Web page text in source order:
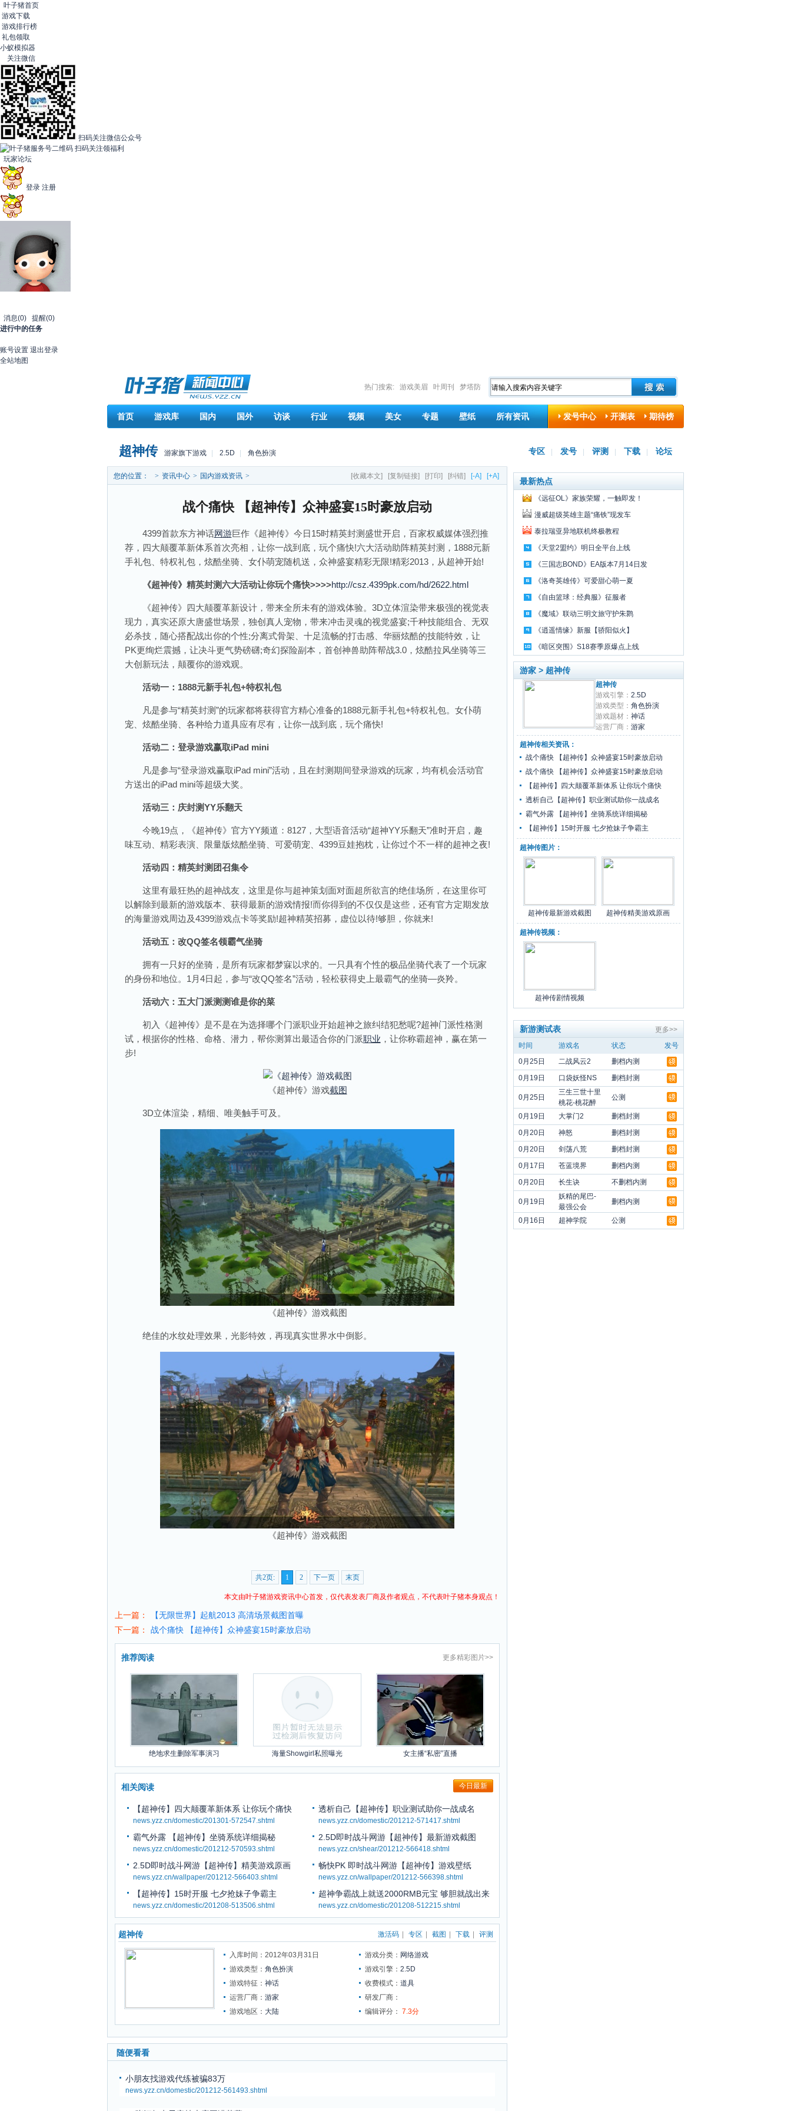
叶子猪首页
游戏下载
游戏排行榜
礼包领取
小蚁模拟器
关注微信
扫码关注微信公众号
扫码关注领福利
玩家论坛
登录 注册
消息(0) 提醒(0)
进行中的任务
账号设置 退出登录
全站地图
热门搜索: 游戏美眉 叶周刊 梦塔防
首页 游戏库 国内 国外 访谈 行业 视频 美女 专题 壁纸 所有资讯 发号中心 开测表 期待榜
超神传 游家旗下游戏 2.5D 角色扮演 专区 发号 评测 下载 论坛
您的位置： > 资讯中心 > 国内游戏资讯 > [收藏本文] [复制链接] [打印] [纠错] [-A] [+A]
战个痛快 【超神传】众神盛宴15时豪放启动
4399首款东方神话网游巨作《超神传》今日15时精英封测盛世开启，百家权威媒体强烈推
荐，四大颠覆革新体系首次亮相，让你一战到底，玩个痛快!六大活动助阵精英封测，1888元新
手礼包、特权礼包，炫酷坐骑、女仆萌宠随机送，众神盛宴精彩无限!精彩2013，从超神开始!
《超神传》精英封测六大活动让你玩个痛快>>>>http://csz.4399pk.com/hd/2622.html
《超神传》四大颠覆革新设计，带来全所未有的游戏体验。3D立体渲染带来极强的视觉表
现力，真实还原大唐盛世场景，独创真人宠物，带来冲击灵魂的视觉盛宴;千种技能组合、无双
必杀技，随心搭配战出你的个性;分离式骨架、十足流畅的打击感、华丽炫酷的技能特效，让
PK更绚烂震撼，让决斗更气势磅礴;奇幻探险副本，首创神兽助阵帮战3.0，炫酷拉风坐骑等三
大创新玩法，颠覆你的游戏观。
活动一：1888元新手礼包+特权礼包
凡是参与“精英封测”的玩家都将获得官方精心准备的1888元新手礼包+特权礼包。女仆萌
宠、炫酷坐骑、各种给力道具应有尽有，让你一战到底，玩个痛快!
活动二：登录游戏赢取iPad mini
凡是参与“登录游戏赢取iPad mini”活动，且在封测期间登录游戏的玩家，均有机会活动官
方送出的iPad mini等超级大奖。
活动三：庆封测YY乐翻天
今晚19点，《超神传》官方YY频道：8127，大型语音活动“超神YY乐翻天”准时开启，趣
味互动、精彩表演、限量版炫酷坐骑、可爱萌宠、4399豆娃抱枕，让你过个不一样的超神之夜!
活动四：精英封测团召集令
这里有最狂热的超神战友，这里是你与超神策划面对面超所欲言的绝佳场所，在这里你可
以解除到最新的游戏版本、获得最新的游戏情报!而你得到的不仅仅是这些，还有官方定期发放
的海量游戏周边及4399游戏点卡等奖励!超神精英招募，虚位以待!够胆，你就来!
活动五：改QQ签名领霸气坐骑
拥有一只好的坐骑，是所有玩家都梦寐以求的。一只具有个性的极品坐骑代表了一个玩家
的身份和地位。1月4日起，参与“改QQ签名”活动，轻松获得史上最霸气的坐骑—炎羚。
活动六：五大门派测测谁是你的菜
初入《超神传》是不是在为选择哪个门派职业开始超神之旅纠结犯愁呢?超神门派性格测
试，根据你的性格、命格、潜力，帮你测算出最适合你的门派职业 ，让你称霸超神，赢在第一
步!
《超神传》游戏截图
3D立体渲染，精细、唯美触手可及。
《超神传》游戏截图
绝佳的水纹处理效果，光影特效，再现真实世界水中倒影。
《超神传》游戏截图
共2页: 1 2 下一页 末页
本文由叶子猪游戏资讯中心首发，仅代表发表厂商及作者观点，不代表叶子猪本身观点！
上一篇：
【无限世界】起航2013 高清场景截图首曝
下一篇：
战个痛快 【超神传】众神盛宴15时豪放启动
推荐阅读 更多精彩图片>>
绝地求生删除军事演习 海量Showgirl私照曝光 女主播“私密”直播
相关阅读 今日最新
【超神传】四大颠覆革新体系 让你玩个痛快
news.yzz.cn/domestic/201301-572547.shtml
透析自己【超神传】职业测试助你一战成名
news.yzz.cn/domestic/201212-571417.shtml
霸气外露 【超神传】坐骑系统详细揭秘
news.yzz.cn/domestic/201212-570593.shtml
2.5D即时战斗网游【超神传】最新游戏截图
news.yzz.cn/shear/201212-566418.shtml
2.5D即时战斗网游【超神传】精美游戏原画
news.yzz.cn/wallpaper/201212-566403.shtml
畅快PK 即时战斗网游【超神传】游戏壁纸
news.yzz.cn/wallpaper/201212-566398.shtml
【超神传】15时开服 七夕抢妹子争霸主
news.yzz.cn/domestic/201208-513506.shtml
超神争霸战上就送2000RMB元宝 够胆就战出来
news.yzz.cn/domestic/201208-512215.shtml
超神传 激活码 专区 截图 下载 评测
入库时间：2012年03月31日 游戏分类： 网络游戏
游戏类型： 角色扮演 游戏引擎： 2.5D
游戏特征： 神话 收费模式： 道具
运营厂商： 游家
研发厂商：
游戏地区： 大陆 编辑评分： 7.3分
随便看看
小朋友找游戏代练被骗83万
news.yzz.cn/domestic/201212-561493.shtml
最新热点
《远征OL》家族荣耀，一触即发！
漫威超级英雄主题“痛铁”现发车
泰拉瑞亚异地联机终极教程
《天堂2盟约》明日全平台上线
《三国志BOND》EA版本7月14日发
《洛奇英雄传》可爱甜心萌一夏
《自由篮球：经典服》征服者
《魔域》联动三明文旅守护朱鹮
《逍遥情缘》新服【骄阳似火】
《暗区突围》S18赛季原爆点上线
游家 > 超神传
超神传
游戏引擎： 2.5D
游戏类型： 角色扮演
游戏题材： 神话
运营厂商： 游家
超神传相关资讯：
战个痛快 【超神传】众神盛宴15时豪放启动
战个痛快 【超神传】众神盛宴15时豪放启动
【超神传】四大颠覆革新体系 让你玩个痛快
透析自己【超神传】职业测试助你一战成名
霸气外露 【超神传】坐骑系统详细揭秘
【超神传】15时开服 七夕抢妹子争霸主
超神传图片：
超神传最新游戏截图 超神传精美游戏原画
超神传视频：
超神传剧情视频
新游测试表
更多>>
时间
游戏名 状态
发号
0月25日
二战风云2 删档内测
0月19日 口袋妖怪NS 删档封测
0月25日
三生三世十里
桃花-桃花醉
公测
0月19日 大掌门2 删档封测
0月20日 神怒 删档封测
0月20日 剑荡八荒 删档封测
0月17日 苍蓝境界 删档内测
0月20日 长生诀 不删档内测
0月19日
妖精的尾巴-
最强公会
删档内测
0月16日 超神学院 公测